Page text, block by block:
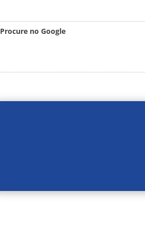
Procure no Google